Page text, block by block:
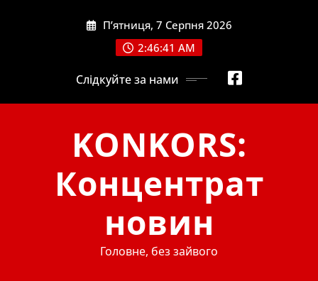
П’ятниця, 7 Серпня 2026
2:46:43 AM
Слідкуйте за нами
KONKORS:
Концентрат
новин
Головне, без зайвого